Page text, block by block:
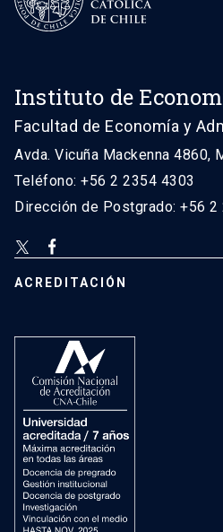
Instituto de
Facultad de Economía y
Avda. Vicuña Mackenna 4860,
Teléfono: +56 2 2354 4303
Dirección de Postgrado: +56 2
ACREDITACIÓN